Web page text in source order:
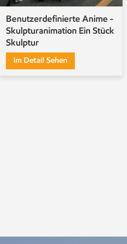
Benutzerdefinierte Anime -
Skulpturanimation Ein Stück
Skulptur
Im Detail Sehen